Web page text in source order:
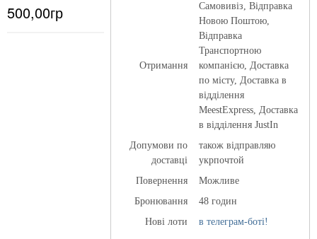
500,00гр
Отримання
Самовивіз, Відправка
Новою Поштою,
Відправка
Транспортною
компанією, Доставка
по місту, Доставка в
відділення
MeestExpress, Доставка
в відділення JustIn
Допумови по
доставці
також відправляю
укрпочтой
Повернення
Можливе
Бронювання
48 годин
Нові лоти
в телеграм-боті!